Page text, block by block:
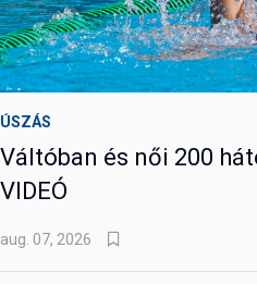
ÚSZÁS
Váltóban és női 200
VIDEÓ
aug. 07, 2026